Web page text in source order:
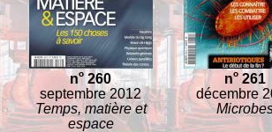
no 260
septembre 2012
Temps, matière et
espace
no 261
décembre